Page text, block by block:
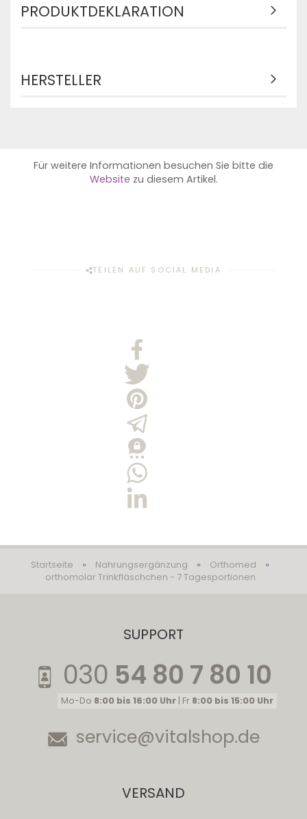
PRODUKTDEKLARATION
HERSTELLER
Für weitere Informationen besuchen Sie bitte die
Website zu diesem Artikel.
TEILEN AUF SOCIAL MEDIA
Startseite » Nahrungsergänzung » Orthomed
»
orthomolar Trinkfläschchen - 7 Tagesportionen
SUPPORT
030 54 80 7 80 10
Mo-Do 8:00 bis 16:00 Uhr | Fr 8:00 bis 15:00 Uhr
service@vitalshop.de
VERSAND